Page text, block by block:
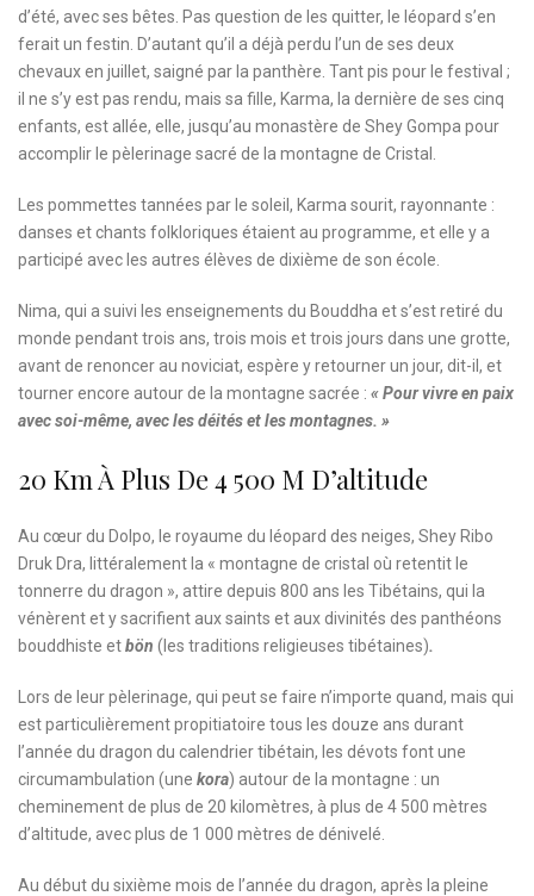
d’été, avec ses bêtes. Pas question de les quitter, le léopard s’en
ferait un festin. D’autant qu’il a déjà perdu l’un de ses deux
chevaux en juillet, saigné par la panthère. Tant pis pour le festival ;
il ne s’y est pas rendu, mais sa fille, Karma, la dernière de ses cinq
enfants, est allée, elle, jusqu’au monastère de Shey Gompa pour
accomplir le pèlerinage sacré de la montagne de Cristal.
Les pommettes tannées par le soleil, Karma sourit, rayonnante :
danses et chants folkloriques étaient au programme, et elle y a
participé avec les autres élèves de dixième de son école.
Nima, qui a suivi les enseignements du Bouddha et s’est retiré du
monde pendant trois ans, trois mois et trois jours dans une grotte,
avant de renoncer au noviciat, espère y retourner un jour, dit-il, et
tourner encore autour de la montagne sacrée : « Pour vivre en paix
avec soi-même, avec les déités et les montagnes. »
20 Km À Plus De 4 500 M D’altitude
Au cœur du Dolpo, le royaume du léopard des neiges, Shey Ribo
Druk Dra, littéralement la « montagne de cristal où retentit le
tonnerre du dragon », attire depuis 800 ans les Tibétains, qui la
vénèrent et y sacrifient aux saints et aux divinités des panthéons
bouddhiste etbön (les traditions religieuses tibétaines).
Lors de leur pèlerinage, qui peut se faire n’importe quand, mais qui
est particulièrement propitiatoire tous les douze ans durant
l’année du dragon du calendrier tibétain, les dévots font une
circumambulation (une kora) autour de la montagne : un
cheminement de plus de 20 kilomètres, à plus de 4 500 mètres
d’altitude, avec plus de 1 000 mètres de dénivelé.
Au début du sixième mois de l’année du dragon, après la pleine